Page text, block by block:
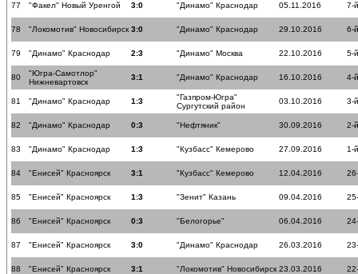
77 "Факел" Новый Уренгой 3:0 "Динамо" Краснодар 05.11.2016 7-
78 "Локомотив" Новосибирск 3:0 "Динамо" Краснодар 29.10.2016 6-
79 "Динамо" Краснодар 2:3 "Динамо" Москва 22.10.2016 5-
80
"Югра-Самотлор"
Нижневартовск
3:1 "Динамо" Краснодар 16.10.2016 4-
81 "Динамо" Краснодар 1:3
"Газпром-Югра"
Сургутский район
03.10.2016 3-
82 "Динамо" Краснодар 0:3 "Нефтяник" 30.09.2016 2-
83 "Динамо" Краснодар 1:3 "Кузбасс" Кемерово 27.09.2016 1-
84 "Енисей" Красноярск 3:1 "Кузбасс" Кемерово 12.04.2016
85 "Енисей" Красноярск 1:3 "Зенит" Казань 09.04.2016
86 "Енисей" Красноярск 0:3 "Белогорье" 06.04.2016
87 "Енисей" Красноярск 3:0 "Динамо" Краснодар 26.03.2016
88 "Енисей" Красноярск 3:1 "Локомотив" Новосибирск 23.03.2016